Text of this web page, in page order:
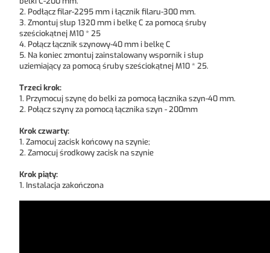
2. Podłącz filar-2295 mm i łącznik filaru-300 mm.
3. Zmontuj słup 1320 mm i belkę C za pomocą śruby
sześciokątnej M10 * 25
4. Połącz łącznik szynowy-40 mm i belkę C
5. Na koniec zmontuj zainstalowany wspornik i słup
uziemiający za pomocą śruby sześciokątnej M10 * 25.
Trzeci krok:
1. Przymocuj szynę do belki za pomocą łącznika szyn-40 mm.
2. Połącz szyny za pomocą łącznika szyn - 200mm
Krok czwarty:
1. Zamocuj zacisk końcowy na szynie;
2. Zamocuj środkowy zacisk na szynie
Krok piąty:
1. Instalacja zakończona